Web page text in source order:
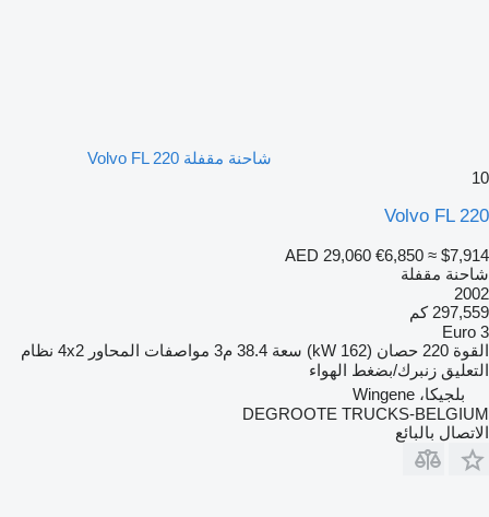
شاحنة مقفلة Volvo FL 220
10
Volvo FL 220
AED 29,060 €6,850 ≈ $7,914
شاحنة مقفلة
2002
297,559 كم
Euro 3
القوة 220 حصان (162 kW) سعة 38.4 م3 مواصفات المحاور 4x2 نظام
التعليق زنبرك/بضغط الهواء
بلجيكا، Wingene
DEGROOTE TRUCKS-BELGIUM
الاتصال بالبائع